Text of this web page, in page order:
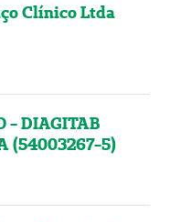
Clínico Ltda
- DIAGITAB
(54003267-5)